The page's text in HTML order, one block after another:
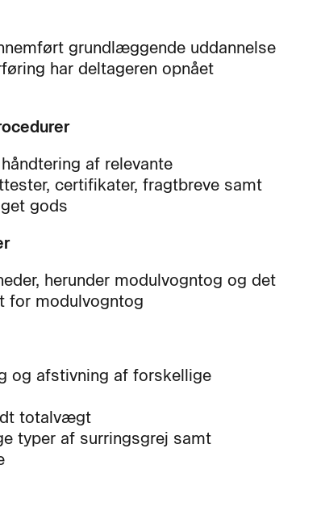
grundlæggende uddannelse
har deltageren opnået
af relevante
certifikater, fragtbreve samt
gods
herunder modulvogntog og det
for modulvogntog
og afstivning af forskellige
totalvægt
typer af surringsgrej samt